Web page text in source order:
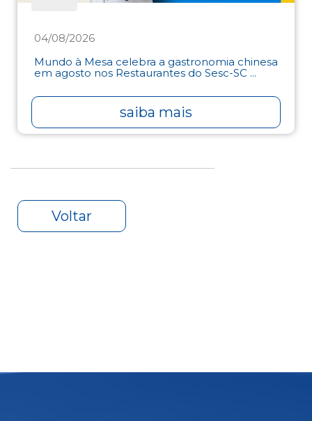
04/08/2026
Mundo à Mesa celebra a gastronomia chinesa
em agosto nos Restaurantes do Sesc-SC ...
saiba mais
Voltar